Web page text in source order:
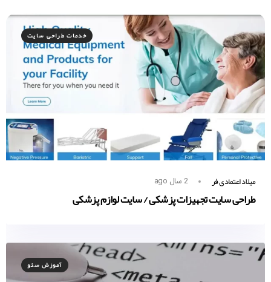
خدمات طراحی سایت
میلاد اعتمادی فر 2 سال ago
طراحی سایت تجهیزات پزشکی / سایت لوازم پزشکی
آموزش سئو